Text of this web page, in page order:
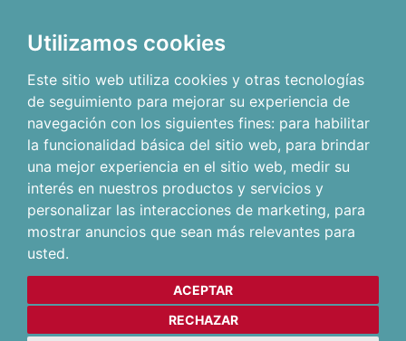
Utilizamos cookies
Este sitio web utiliza cookies y otras tecnologías
de seguimiento para mejorar su experiencia de
navegación con los siguientes fines: para habilitar
la funcionalidad básica del sitio web, para brindar
una mejor experiencia en el sitio web, medir su
interés en nuestros productos y servicios y
personalizar las interacciones de marketing, para
mostrar anuncios que sean más relevantes para
usted.
ACEPTAR
RECHAZAR